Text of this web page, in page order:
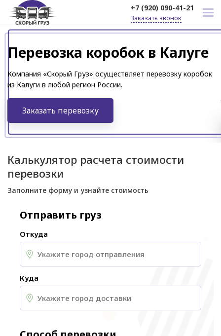
+7 (920) 090-41-21
Заказать звонок
Перевозка коробок в Калуге
Компания «Скорый Груз» осуществляет перевозку коробок
из Калуги в любой регион России.
Заказать перевозку
Калькулятор расчета стоимости
перевозки
Заполните форму и узнайте стоимость
Отправить груз
Откуда
Куда